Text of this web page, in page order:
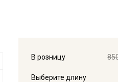
В розницу
Выберите длину